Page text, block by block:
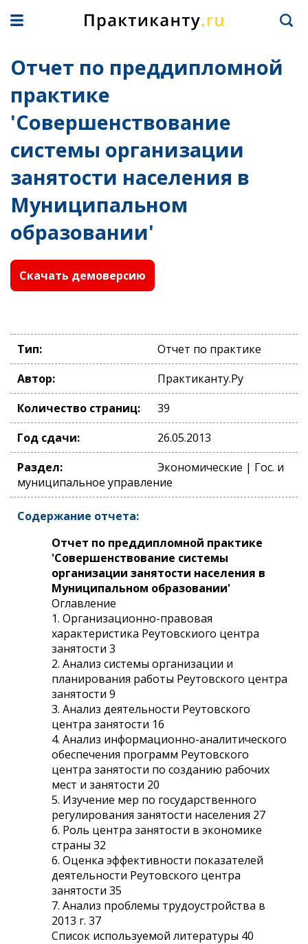
Отчет по преддипломной
практике
'Совершенствование
системы организации
занятости населения в
Муниципальном
образовании'
Скачать демоверсию
Тип:
Отчет по практике
Автор:
Практиканту.Ру
Количество страниц:
39
Год сдачи:
26.05.2013
Раздел:
Экономические | Гос. и
муниципальное управление
Содержание отчета:
Отчет по преддипломной практике
'Совершенствование системы
организации занятости населения в
Муниципальном образовании'
Оглавление
1. Организационно-правовая
характеристика Реутовскиого центра
занятости 3
2. Анализ системы организации и
планирования работы Реутовского центра
занятости 9
3. Анализ деятельности Реутовского
центра занятости 16
4. Анализ информационно-аналитического
обеспечения программ Реутовского
центра занятости по созданию рабочих
мест и занятости 20
5. Изучение мер по государственного
регулирования занятости населения 27
6. Роль центра занятости в экономике
страны 32
6. Оценка эффективности показателей
деятельности Реутовского центра
занятости 35
7. Анализ проблемы трудоустройства в
2013 г. 37
Список используемой литературы 40